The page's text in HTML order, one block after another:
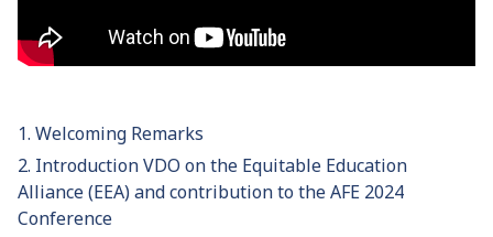
1. Welcoming Remarks
2. Introduction VDO on the Equitable Education
Alliance (EEA) and contribution to the AFE 2024
Conference